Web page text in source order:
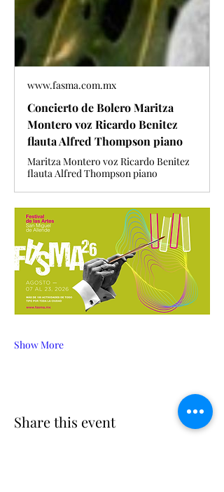
www.fasma.com.mx
Concierto de Bolero Maritza
Montero voz Ricardo Benitez
flauta Alfred Thompson piano
Maritza Montero voz Ricardo Benitez
flauta Alfred Thompson piano
Show More
Share this event